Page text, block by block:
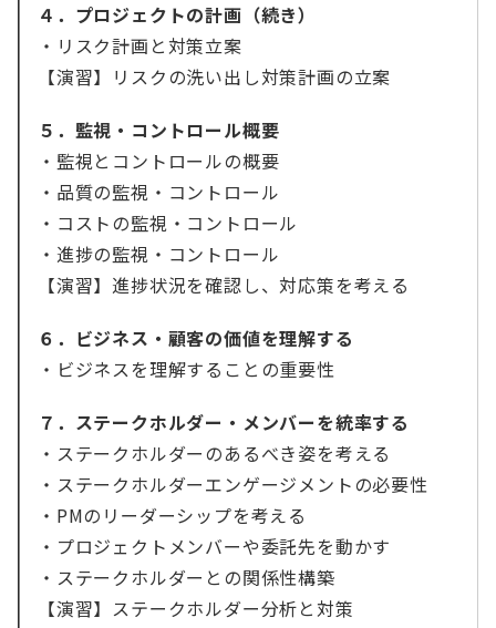
４．プロジェクトの計画（続き）
・リスク計画と対策立案
【演習】リスクの洗い出し対策計画の立案
５．監視・コントロール概要
・監視とコントロールの概要
・品質の監視・コントロール
・コストの監視・コントロール
・進捗の監視・コントロール
【演習】進捗状況を確認し、対応策を考える
６．ビジネス・顧客の価値を理解する
・ビジネスを理解することの重要性
７．ステークホルダー・メンバーを統率する
・ステークホルダーのあるべき姿を考える
・ステークホルダーエンゲージメントの必要性
・PMのリーダーシップを考える
・プロジェクトメンバーや委託先を動かす
・ステークホルダーとの関係性構築
【演習】ステークホルダー分析と対策